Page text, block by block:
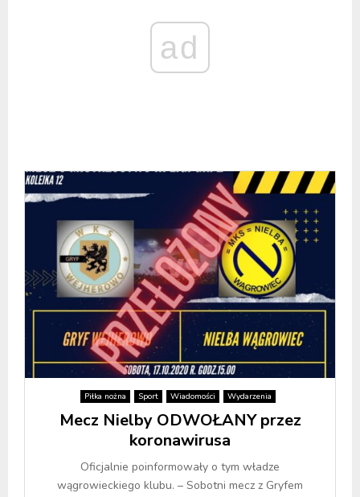
ad
Piłka nożna Sport Wiadomości Wydarzenia
Mecz Nielby ODWOŁANY przez
koronawirusa
Oficjalnie poinformowały o tym władze
wągrowieckiego klubu. – Sobotni mecz z Gryfem